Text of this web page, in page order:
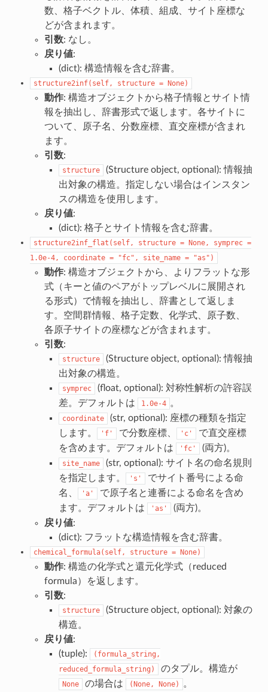
数、格子ベクトル、体積、組成、サイト座標な
どが含まれます。
引数: なし。
戻り値:
(dict): 構造情報を含む辞書。
structure2inf(self, structure = None)
動作: 構造オブジェクトから格子情報とサイト情
報を抽出し、辞書形式で返します。各サイトに
ついて、原子名、分数座標、直交座標が含まれ
ます。
引数:
structure
(Structure object, optional): 情報抽
出対象の構造。指定しない場合はインスタン
スの構造を使用します。
戻り値:
(dict): 格子とサイト情報を含む辞書。
structure2inf_flat(self, structure = None, symprec =
1.0e-4,
coordinate = "fc", site_name = "as")
動作: 構造オブジェクトから、よりフラットな形
式（キーと値のペアがトップレベルに展開され
る形式）で情報を抽出し、辞書として返しま
す。空間群情報、格子定数、化学式、原子数、
各原子サイトの座標などが含まれます。
引数:
structure
(Structure object, optional): 情報抽
出対象の構造。
symprec
(float, optional): 対称性解析の許容誤
差。デフォルトは
1.0e-4 。
coordinate
(str, optional): 座標の種類を指定
します。
'f' で分数座標、 'c'
で直交座標
を含めます。デフォルトは
'fc' (両方)。
site_name
(str, optional): サイト名の命名規則
を指定します。
's'
でサイト番号による命
名、
'a'
で原子名と連番による命名を含め
ます。デフォルトは
'as'
(両方)。
戻り値:
(dict): フラットな構造情報を含む辞書。
chemical_formula(self, structure = None)
動作: 構造の化学式と還元化学式（reduced
formula）を返します。
引数:
structure
(Structure object, optional): 対象の
構造。
戻り値:
(tuple):
(formula_string,
reduced_formula_string)
のタプル。構造が
None の場合は (None, None) 。